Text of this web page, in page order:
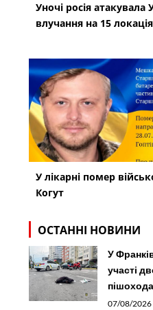
Уночі росія
влучання на 15
У лікарні помер
Когут
ОСТАННІ НОВИНИ
У
участі
пішохода
07/08/2026